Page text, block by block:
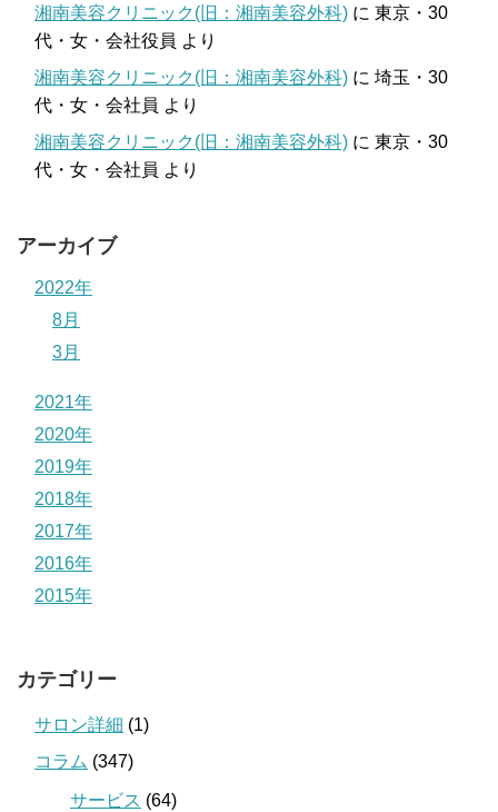
湘南美容クリニック(旧：湘南美容外科) に 東京・30
代・女・会社役員 より
湘南美容クリニック(旧：湘南美容外科) に 埼玉・30
代・女・会社員 より
湘南美容クリニック(旧：湘南美容外科) に 東京・30
代・女・会社員 より
アーカイブ
2022年
8月
3月
2021年
2020年
2019年
2018年
2017年
2016年
2015年
カテゴリー
サロン詳細 (1)
コラム (347)
サービス (64)